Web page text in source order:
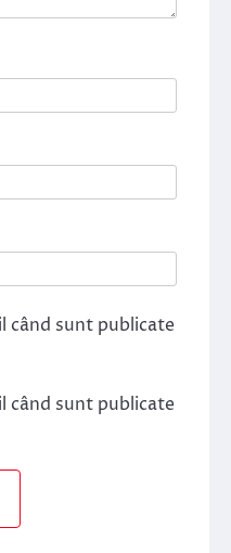
când sunt publicate
când sunt publicate